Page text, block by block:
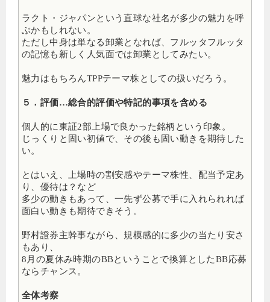
ラクト・ジャパンという直球な社名が多少の魅力を呼
ぶかもしれない。
ただし中身は単なる卸業となれば、フルッタフルッタ
の記憶も新しく人気面では卸業としてみたい。
魅力はもちろんTPPテーマ株としての扱いだろう。
５．評価…総合的評価や特記的事項を含める
個人的に東証2部上場で良かった銘柄という印象。
じっくりと固い初値で、その後も固い動きを期待した
い。
とはいえ、上場時の割安感やテーマ株性、配当予定あ
り、優待は？など
多少の動きもあって、一先ず公募で手に入れられれば
面白い動きも期待できそう。
野村證券主幹事ながら、規模感的に多少の当たり安さ
もあり、
8月の夏休み時期のBBということで換算としたBB応募
ならチャンス。
全体考察